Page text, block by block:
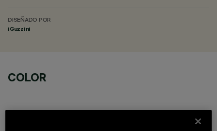
DISEÑADO POR
iGuzzini
COLOR